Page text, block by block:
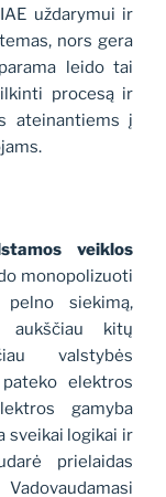
uždarymui ir
nors gera
leido tai
procesą ir
ateinantiems į
veiklos
monopolizuoti
siekimą,
aukščiau kitų
valstybės
elektros
gamyba
sveikai logikai ir
prielaidas